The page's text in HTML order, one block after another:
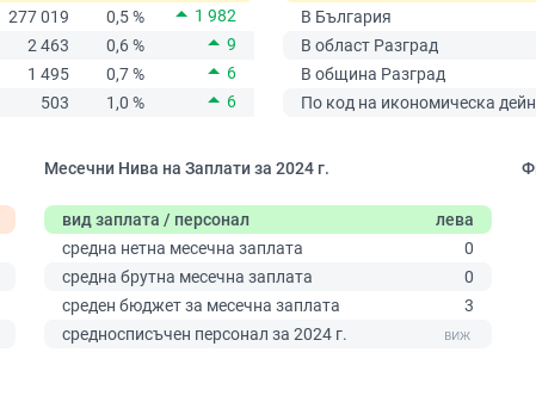
277 019 0,5 %
1 982
2 463 0,6 %
9
1 495 0,7 %
6
503 1,0 % 6
В България
В област Разград
В община Разград
По код на икономическа
Месечни Нива на Заплати за 2024 г.
вид заплата / персонал
лева
средна нетна месечна заплата
0
средна брутна месечна заплата
0
среден бюджет за месечна заплата
3
средносписъчен персонал за 2024 г.